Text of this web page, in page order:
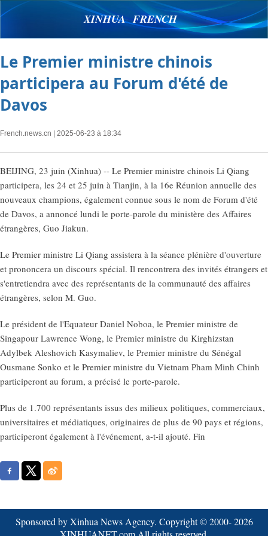
XINHUA FRENCH
Le Premier ministre chinois
participera au Forum d'été de
Davos
French.news.cn | 2025-06-23 à 18:34
BEIJING, 23 juin (Xinhua) -- Le Premier ministre chinois Li Qiang
participera, les 24 et 25 juin à Tianjin, à la 16e Réunion annuelle des
nouveaux champions, également connue sous le nom de Forum d'été
de Davos, a annoncé lundi le porte-parole du ministère des Affaires
étrangères, Guo Jiakun.
Le Premier ministre Li Qiang assistera à la séance plénière d'ouverture
et prononcera un discours spécial. Il rencontrera des invités étrangers et
s'entretiendra avec des représentants de la communauté des affaires
étrangères, selon M. Guo.
Le président de l'Equateur Daniel Noboa, le Premier ministre de
Singapour Lawrence Wong, le Premier ministre du Kirghizstan
Adylbek Aleshovich Kasymaliev, le Premier ministre du Sénégal
Ousmane Sonko et le Premier ministre du Vietnam Pham Minh Chinh
participeront au forum, a précisé le porte-parole.
Plus de 1.700 représentants issus des milieux politiques, commerciaux,
universitaires et médiatiques, originaires de plus de 90 pays et régions,
participeront également à l'événement, a-t-il ajouté. Fin
Sponsored by Xinhua News Agency. Copyright © 2000-2026